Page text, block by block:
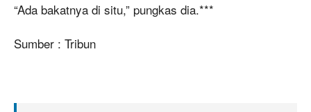
“Ada bakatnya di situ,” pungkas dia.***
Sumber : Tribun